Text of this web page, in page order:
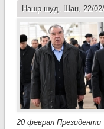
Нашр шуд. Шан, 22/02/
20 феврал